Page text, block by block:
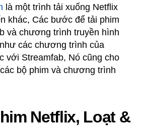
là một trình tải xuống Netflix
khác, Các bước để tải phim
và chương trình truyền hình
các chương trình của
với Streamfab, Nó cũng cho
bộ phim và chương trình
Netflix, Loạt &